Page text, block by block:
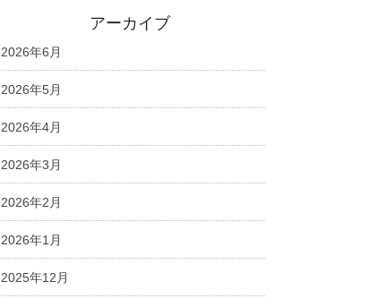
アーカイブ
2026年6月
2026年5月
2026年4月
2026年3月
2026年2月
2026年1月
2025年12月